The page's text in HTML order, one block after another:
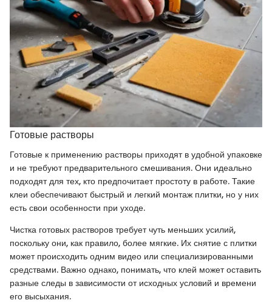
Готовые растворы
Готовые к применению растворы приходят в удобной упаковке
и не требуют предварительного смешивания. Они идеально
подходят для тех, кто предпочитает простоту в работе. Такие
клеи обеспечивают быстрый и легкий монтаж плитки, но у них
есть свои особенности при уходе.
Чистка готовых растворов требует чуть меньших усилий,
поскольку они, как правило, более мягкие. Их снятие с плитки
может происходить одним видео или специализированными
средствами. Важно однако, понимать, что клей может оставить
разные следы в зависимости от исходных условий и времени
его высыхания.